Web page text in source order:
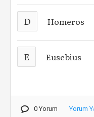
D Homeros
E Eusebius
0 Yorum Yorum